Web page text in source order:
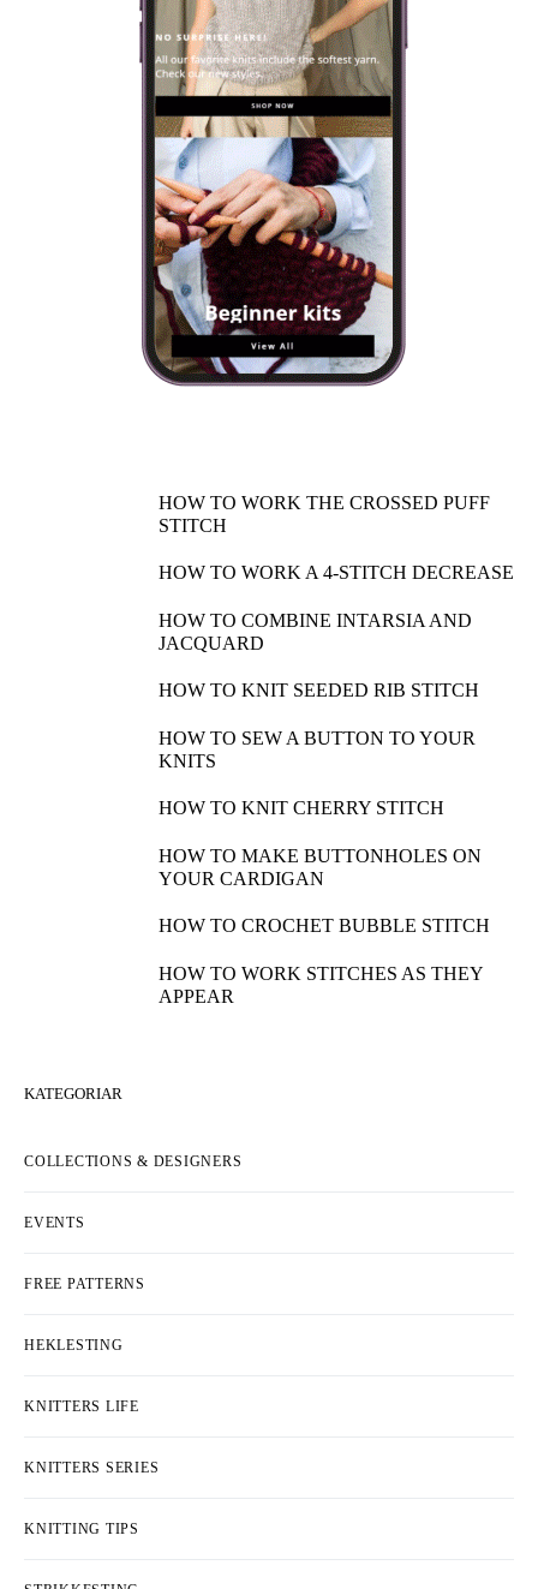
HOW TO WORK THE CROSSED PUFF
STITCH
HOW TO WORK A 4-STITCH DECREASE
HOW TO COMBINE INTARSIA AND
JACQUARD
HOW TO KNIT SEEDED RIB STITCH
HOW TO SEW A BUTTON TO YOUR
KNITS
HOW TO KNIT CHERRY STITCH
HOW TO MAKE BUTTONHOLES ON
YOUR CARDIGAN
HOW TO CROCHET BUBBLE STITCH
HOW TO WORK STITCHES AS THEY
APPEAR
KATEGORIAR
COLLECTIONS & DESIGNERS
EVENTS
FREE PATTERNS
HEKLESTING
KNITTERS LIFE
KNITTERS SERIES
KNITTING TIPS